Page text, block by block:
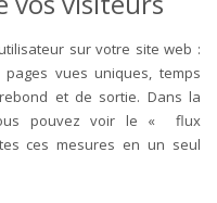
sur votre site web :
vues uniques, temps
et de sortie. Dans la
pouvez voir le « flux
ces mesures en un seul